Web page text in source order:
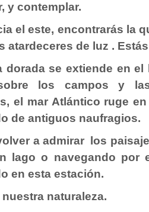
y contemplar.
el este, encontrarás la
de luz . Estás
dorada se extiende en
los campos y
el mar Atlántico ruge
de antiguos naufragios.
a admirar los
lago o navegando por
en esta estación.
naturaleza.